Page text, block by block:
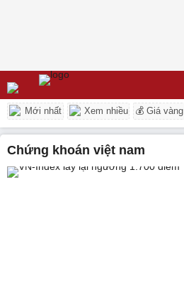
Mới nhất Xem nhiều 💰 Giá vàng
chứng khoán việt nam